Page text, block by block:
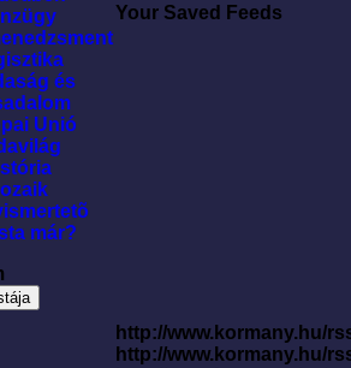
és
Unió
már?
Your Saved Feeds
http://www.kormany.hu/
http://www.kormany.hu/